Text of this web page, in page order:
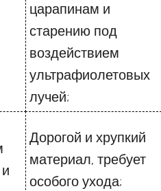
царапинам и
старению под
воздействием
ультрафиолетовых
лучей;
Дорогой и хрупкий
материал, требует
особого ухода;